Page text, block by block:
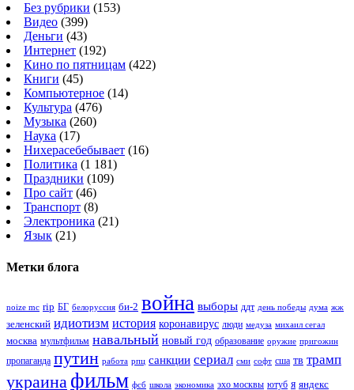
Без рубрики (153)
Видео (399)
Деньги (43)
Интернет (192)
Кино по пятницам (422)
Книги (45)
Компьютерное (14)
Культура (476)
Музыка (260)
Наука (17)
Нихерасебебывает (16)
Политика (1 181)
Праздники (109)
Про сайт (46)
Транспорт (8)
Электроника (21)
Язык (21)
Метки блога
noize mc rip БГ белоруссия би-2 война выборы ддт день победы дума жж
зеленский идиотизм история коронавирус люди медуза михаил сегал
москва мультфильм навальный новый год образование оружие пригожин
пропаганда путин работа рпц санкции сериал сми софт сша тв трамп
украина фильм фсб школа экономика эхо москвы ютуб я яндекс